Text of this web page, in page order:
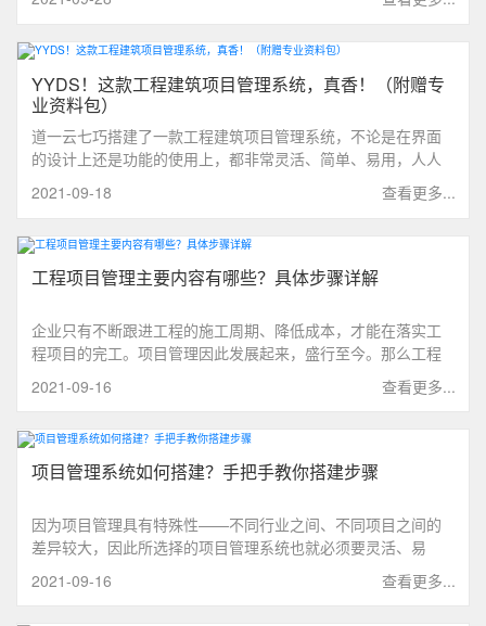
问题。
YYDS！这款工程建筑项目管理系统，真香！（附赠专
业资料包）
道一云七巧搭建了一款工程建筑项目管理系统，不论是在界面
的设计上还是功能的使用上，都非常灵活、简单、易用，人人
查看更多...
2021-09-18
工程项目管理主要内容有哪些？具体步骤详解
企业只有不断跟进工程的施工周期、降低成本，才能在落实工
程项目的完工。项目管理因此发展起来，盛行至今。那么工程
查看更多...
2021-09-16
项目管理系统如何搭建？手把手教你搭建步骤
因为项目管理具有特殊性——不同行业之间、不同项目之间的
差异较大，因此所选择的项目管理系统也就必须要灵活、易
用，能按需开发，七巧就是这样一款系统。那么项目管理系统
如何搭建？手把手搭建步骤讲解如何搭建管理系统。
查看更多...
2021-09-16